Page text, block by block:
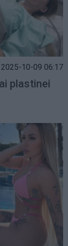
2025-10-09 06:17
plastinei